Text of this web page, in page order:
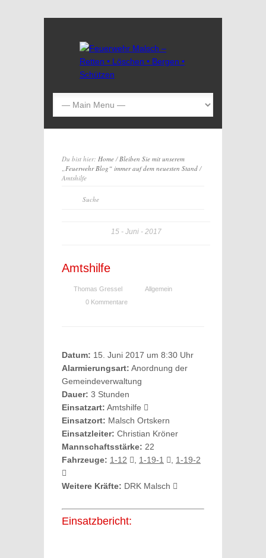
Du bist hier: Home/Bleiben Sie mit unserem
„Feuerwehr Blog“ immer auf dem neuesten Stand/
Amtshilfe
15 Juni 2017
Amtshilfe
Thomas Gressel
Allgemein
0 Kommentare
Datum: 15. Juni 2017 um 8:30 Uhr
Alarmierungsart: Anordnung der
Gemeindeverwaltung
Dauer: 3 Stunden
Einsatzart: Amtshilfe
Einsatzort: Malsch Ortskern
Einsatzleiter: Christian Kröner
Mannschaftsstärke: 22
Fahrzeuge: 1-12 1-19-1 1-19-2
Weitere Kräfte: DRK Malsch
Einsatzbericht: